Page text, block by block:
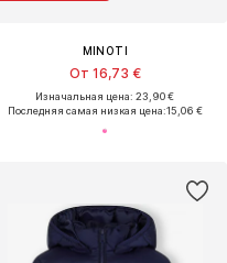
MINOTI
От 16,73 €
Изначальная цена: 23,90 €
Последняя самая низкая цена:15,06 €